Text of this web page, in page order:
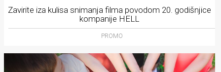
Zavirite iza kulisa snimanja filma povodom 20. godišnjice
kompanije HELL
PROMO